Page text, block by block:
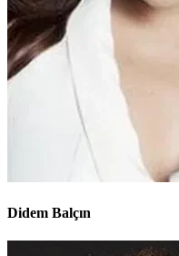
Didem Balçın